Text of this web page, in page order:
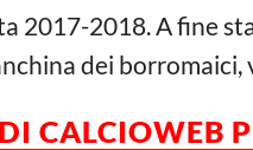
2017-2018. A fine
dei
CALCIOWEB